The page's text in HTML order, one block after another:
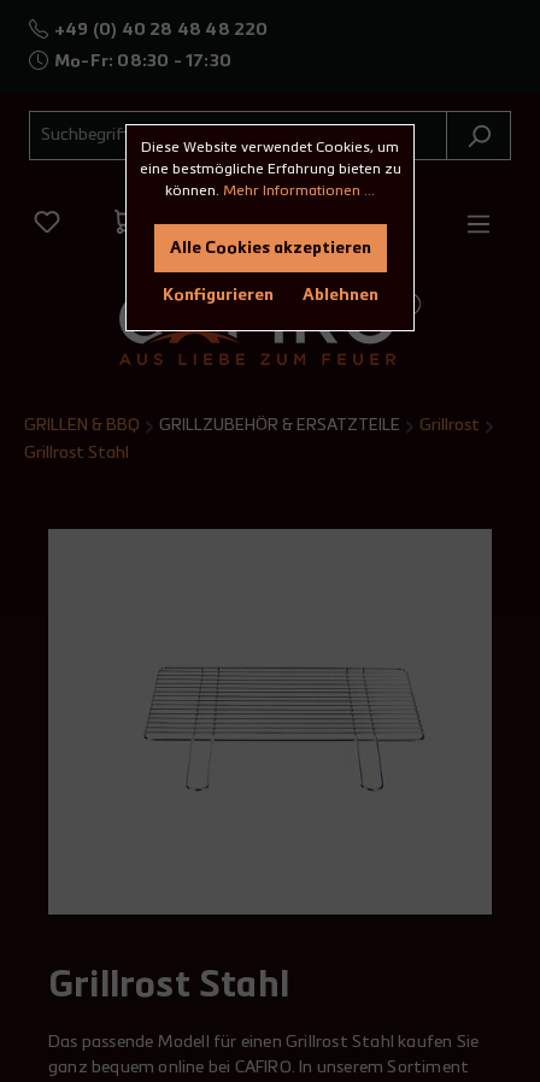
+49 (0) 40 28 48 48 220
Mo-Fr: 08:30 - 17:30
GRILLEN & BBQ GRILLZUBEHÖR & ERSATZTEILE
Grillrost
Grillrost Stahl
Grillrost Stahl
Das passende Modell für einen Grillrost Stahl kaufen Sie
ganz bequem online bei CAFIRO. In unserem Sortiment
Diese Website verwendet Cookies, um
eine bestmögliche Erfahrung bieten zu
können. Mehr Informationen ...
Ablehnen
Konfigurieren
Alle Cookies akzeptieren